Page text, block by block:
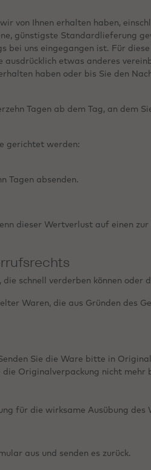
von Ihnen erhalten haben,
günstigste Standardlieferung
uns eingegangen ist. Für
etwas anderes
haben oder bis Sie den
Tagen ab dem Tag, an dem
gerichtet werden:
Tagen absenden.
dieser Wertverlust auf einen
schnell verderben können
Waren, die aus Gründen des
Sie die Ware bitte in
Originalverpackung nicht
für die wirksame Ausübung des
aus und senden es zurück.